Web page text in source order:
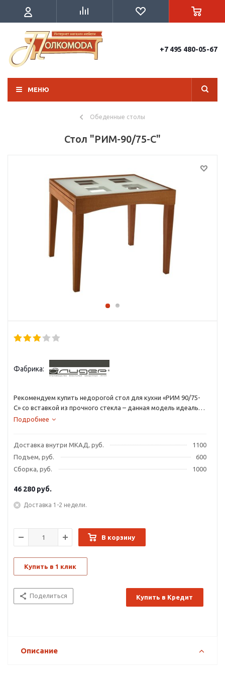
+7 495 480-05-67
МЕНЮ
Обеденные столы
Стол "РИМ-90/75-С"
Фабрика:
Рекомендуем купить недорогой стол для кухни «РИМ 90/75-
С» со вставкой из прочного стекла – данная модель идеально
подходит как для кухни, так и для гостиной, где собираются
Подробнее
Доставка внутри МКАД, руб.
1100
Подъем, руб.
600
Сборка, руб.
1000
46 280 руб.
Доставка 1-2 недели.
В корзину
Купить в 1 клик
Поделиться Купить в Кредит
Описание